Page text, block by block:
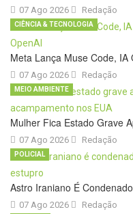
07 Ago 2026 Redação
Meta Lança Muse Code,
07 Ago 2026
CIÊNCIA & TECNOLOGIA
Redação
Mulher Fica Estado Grave
07 Ago 2026
MEIO AMBIENTE
Redação
Astro Iraniano É
07 Ago 2026
POLICIAL
Redação